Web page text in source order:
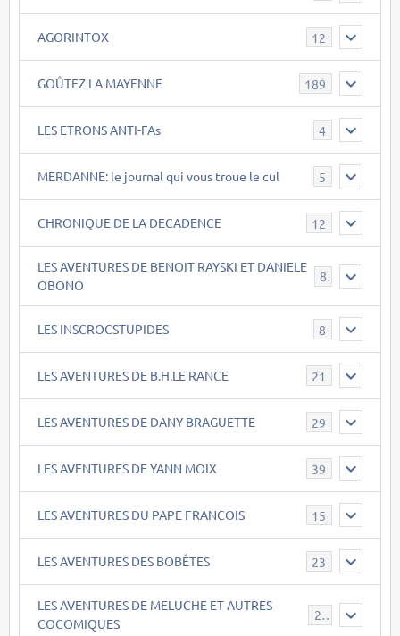
AGORINTOX 12
GOÛTEZ LA MAYENNE 189
LES ETRONS ANTI-FAs 4
MERDANNE: le journal qui vous troue le cul 5
CHRONIQUE DE LA DECADENCE 12
LES AVENTURES DE BENOIT RAYSKI ET DANIELE
OBONO
8
LES INSCROCSTUPIDES 8
LES AVENTURES DE B.H.LE RANCE 21
LES AVENTURES DE DANY BRAGUETTE 29
LES AVENTURES DE YANN MOIX 39
LES AVENTURES DU PAPE FRANCOIS 15
LES AVENTURES DES BOBÊTES 23
LES AVENTURES DE MELUCHE ET AUTRES
COCOMIQUES
22